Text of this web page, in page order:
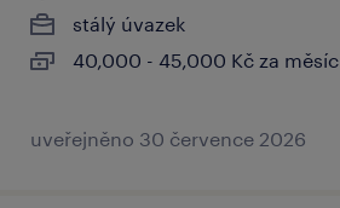
stálý úvazek
40,000 - 45,000 Kč za měsíc
uveřejněno 30 července 2026